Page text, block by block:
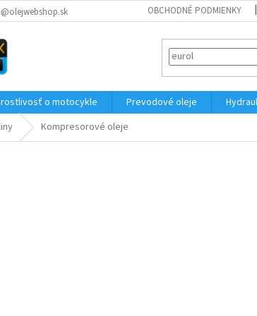
OBCHODNÉ PODMIENKY
o motocykle Prevodové oleje
Kompresorové oleje